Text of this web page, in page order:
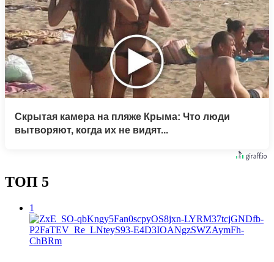
Скрытая камера на пляже Крыма: Что люди
вытворяют, когда их не видят...
ТОП 5
1